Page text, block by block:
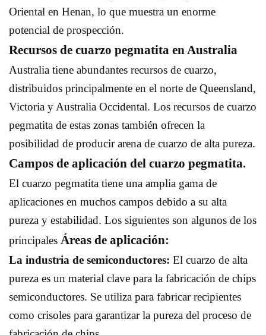
Oriental en Henan, lo que muestra un enorme
potencial de prospección.
Recursos de cuarzo pegmatita en Australia
Australia tiene abundantes recursos de cuarzo,
distribuidos principalmente en el norte de Queensland,
Victoria y Australia Occidental. Los recursos de cuarzo
pegmatita de estas zonas también ofrecen la
posibilidad de producir arena de cuarzo de alta pureza.
Campos de aplicación del cuarzo pegmatita.
El cuarzo pegmatita tiene una amplia gama de
aplicaciones en muchos campos debido a su alta
pureza y estabilidad. Los siguientes son algunos de los
principales Áreas de aplicación:
La industria de semiconductores: El cuarzo de alta
pureza es un material clave para la fabricación de chips
semiconductores. Se utiliza para fabricar recipientes
como crisoles para garantizar la pureza del proceso de